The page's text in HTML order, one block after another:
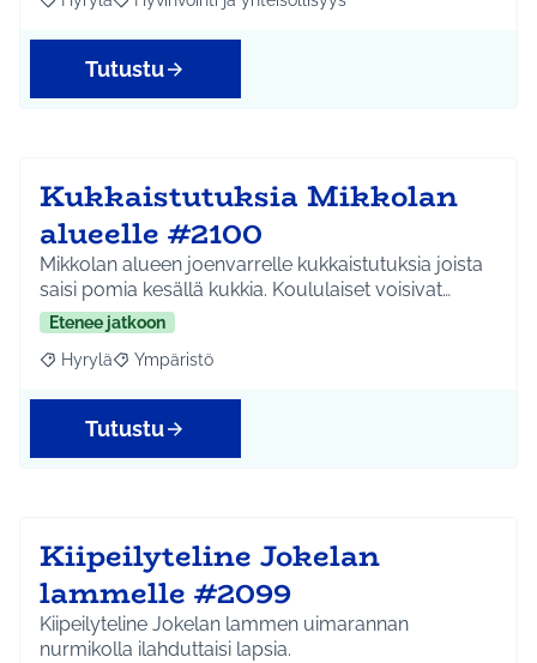
Rajaa tulokset aihepiirin mukaan: Hyrylä
Rajaa tulokset teeman mukaan: Hyvinvointi ja
Tutustu
Kukkaistutuksia Mikkolan
alueelle #2100
Mikkolan alueen joenvarrelle kukkaistutuksia joista
saisi pomia kesällä kukkia. Koululaiset voisivat…
Etenee jatkoon
Rajaa tulokset aihepiirin mukaan: Hyrylä
Hyrylä Rajaa tulokset teeman mukaan: Ympäristö
Ympäristö
Tutustu
Kiipeilyteline Jokelan
lammelle #2099
Kiipeilyteline Jokelan lammen uimarannan
nurmikolla ilahduttaisi lapsia.